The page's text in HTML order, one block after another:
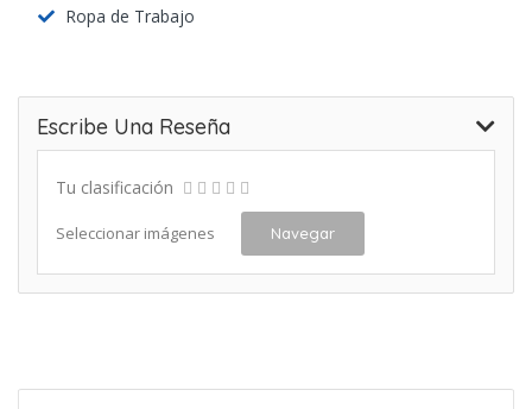
Ropa de Trabajo
Escribe Una Reseña
Tu clasificación
Seleccionar imágenes Navegar